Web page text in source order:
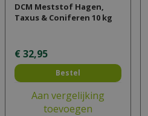
DCM Meststof Hagen,
Taxus & Coniferen 10 kg
€ 32,95
Bestel
Aan vergelijking
toevoegen